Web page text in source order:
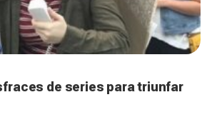
de series para triunfar